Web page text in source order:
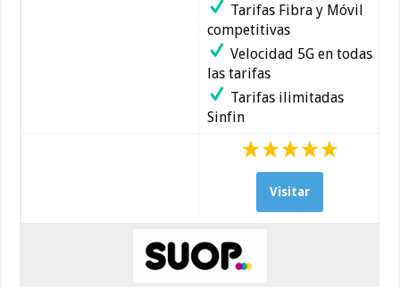
Tarifas Fibra y Móvil
competitivas
Velocidad 5G en todas
las tarifas
Tarifas ilimitadas
Sinfin
Visitar